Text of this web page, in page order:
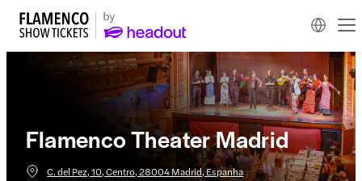
Flamenco Theater Madrid
C. del Pez, 10, Centro, 28004 Madrid, Espanha